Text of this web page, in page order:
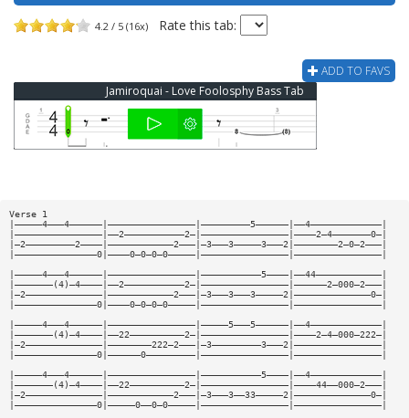
4.2 / 5 (16x) Rate this tab:
ADD TO FAVS
Jamiroquai - Love Foolosphy Bass Tab
Verse 1
|—————4———4——————|————————————————|—————————5——————|——4—————————————|
|————————————————|——2———————————2—|————————————————|————2—4———————0—|
|—2—————————2————|————————————2———|—3———3—————3———2|————————2—0—2———|
|———————————————0|————0—0—0—0—————|————————————————|————————————————|
|—————4———4——————|————————————————|———————————5————|——44————————————|
|———————(4)—4————|——2———————————2—|————————————————|——————2—000—2———|
|—2——————————————|————————————2———|—3———3———3—————2|——————————————0—|
|———————————————0|————0—0—0—0—————|————————————————|————————————————|
|—————4———4——————|————————————————|—————5———5——————|——4—————————————|
|———————(4)—4————|——22——————————2—|————————————————|————2—4—000—222—|
|—2——————————————|————————222—2———|—3—————————3———2|————————————————|
|———————————————0|——————0—————————|————————————————|————————————————|
|—————4———4——————|————————————————|———————————5————|——4—————————————|
|———————(4)—4————|——22——————————2—|————————————————|————44——000—2———|
|—2——————————————|————————————2———|—3———3——33—————2|——————————————0—|
|———————————————0|—————0——0—0—————|————————————————|————————————————|